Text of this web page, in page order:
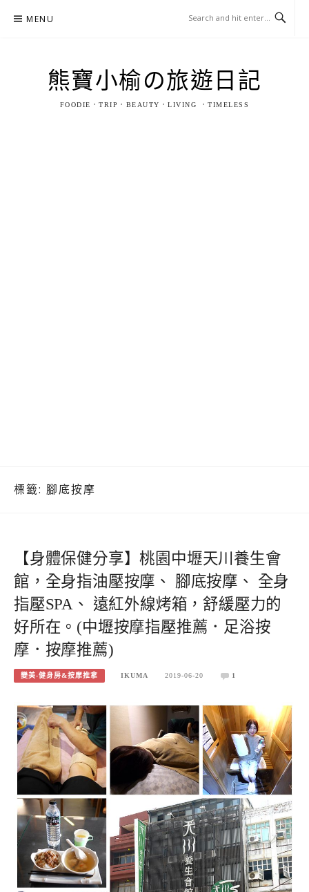
MENU
熊寶小榆の旅遊日記
FOODIE．TRIP．BEAUTY．LIVING ．TIMELESS
標籤: 腳底按摩
【身體保健分享】桃園中壢天川養生會
館，全身指油壓按摩、 腳底按摩、 全身
指壓SPA、 遠紅外線烤箱，舒緩壓力的
好所在。(中壢按摩指壓推薦．足浴按
摩．按摩推薦)
變美-健身房&按摩推拿 IKUMA 2019-06-20 1